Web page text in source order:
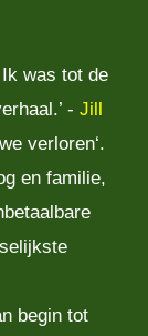
was tot de
- Jill
verloren‘.
en familie,
begin tot